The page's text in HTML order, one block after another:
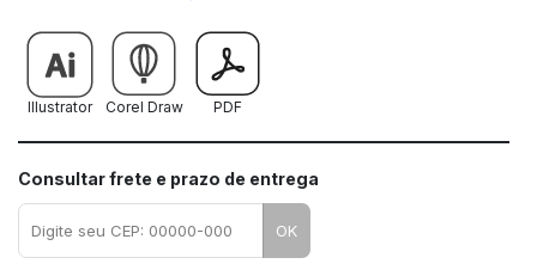
Illustrator Corel Draw PDF
Consultar frete e prazo de entrega
OK